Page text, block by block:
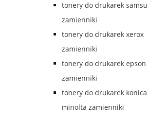
tonery do drukarek
zamienniki
tonery do drukarek xerox
zamienniki
tonery do drukarek epson
zamienniki
tonery do drukarek konica
minolta zamienniki